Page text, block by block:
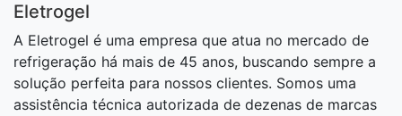
Eletrogel
A Eletrogel é uma empresa que atua no mercado de
refrigeração há mais de 45 anos, buscando sempre a
solução perfeita para nossos clientes. Somos uma
assistência técnica autorizada de dezenas de marcas